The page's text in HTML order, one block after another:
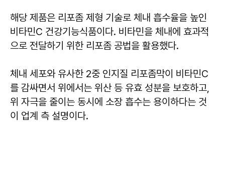
해당 제품은 리포좀 제형 기술로 체내 흡수율을 높인
비타민C 건강기능식품이다. 비타민을 체내에 효과적
으로 전달하기 위한 리포좀 공법을 활용했다.
체내 세포와 유사한 2중 인지질 리포좀막이 비타민C
를 감싸면서 위에서는 위산 등 유효 성분을 보호하고,
위 자극을 줄이는 동시에 소장 흡수는 용이하다는 것
이 업계 측 설명이다.